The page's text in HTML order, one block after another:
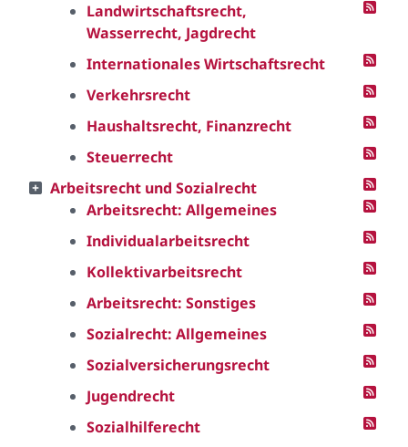
Landwirtschaftsrecht,
Wasserrecht, Jagdrecht
Internationales Wirtschaftsrecht
Verkehrsrecht
Haushaltsrecht, Finanzrecht
Steuerrecht
Arbeitsrecht und Sozialrecht
Arbeitsrecht: Allgemeines
Individualarbeitsrecht
Kollektivarbeitsrecht
Arbeitsrecht: Sonstiges
Sozialrecht: Allgemeines
Sozialversicherungsrecht
Jugendrecht
Sozialhilferecht